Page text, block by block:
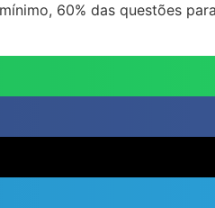
60% das questões